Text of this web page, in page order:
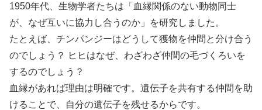
1950年代、生物学者たちは「血縁関係のない動物同士
が、なぜ互いに協力し合うのか」を研究しました。
たとえば、チンパンジーはどうして獲物を仲間と分け合う
のでしょう？ ヒヒはなぜ、わざわざ仲間の毛づくろいを
するのでしょう？
血縁があれば理由は明確です。遺伝子を共有する仲間を助
けることで、自分の遺伝子を残せるからです。